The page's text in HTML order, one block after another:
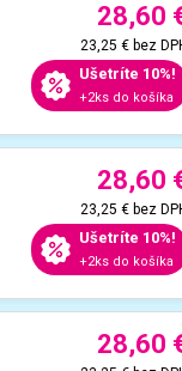
28,60
23,25 €bez
Ušetríte 10%!
+2ks do košíka
28,60
23,25 €bez
Ušetríte 10%!
+2ks do košíka
28,60